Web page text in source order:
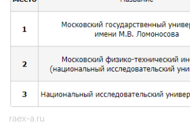
raex-a.ru